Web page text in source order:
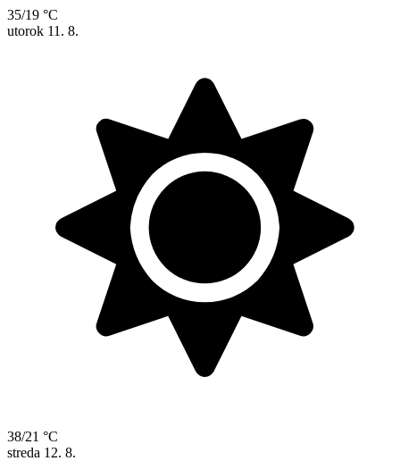
35/19 °C
utorok 11. 8.
38/21 °C
streda 12. 8.